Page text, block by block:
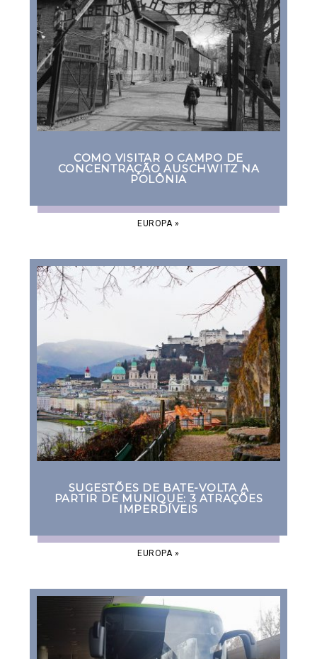
COMO VISITAR O CAMPO DE
CONCENTRAÇÃO AUSCHWITZ NA
POLÔNIA
EUROPA »
SUGESTÕES DE BATE-VOLTA A
PARTIR DE MUNIQUE: 3 ATRAÇÕES
IMPERDÍVEIS
EUROPA »